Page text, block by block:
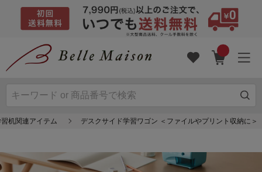
机関連アイテム デスクサイド学習ワゴン ＜ファイルやプリント収納に＞